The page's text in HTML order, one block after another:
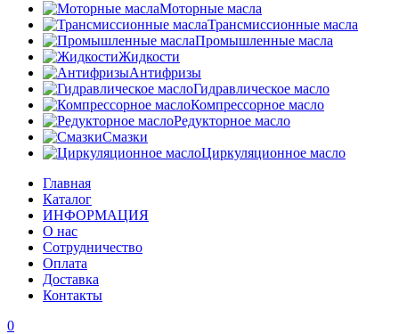
Моторные масла
Трансмиссионные масла
Промышленные масла
Жидкости
Антифризы
Гидравлическое масло
Компрессорное масло
Редукторное масло
Смазки
Циркуляционное масло
Главная
Каталог
ИНФОРМАЦИЯ
О нас
Сотрудничество
Оплата
Доставка
Контакты
0